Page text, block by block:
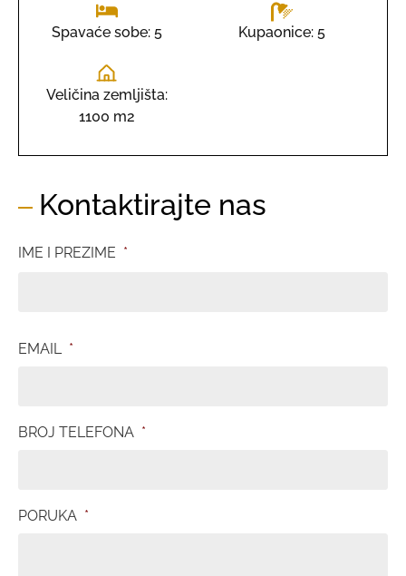
Spavaće sobe: 5 Kupaonice: 5
Veličina zemljišta:
1100 m2
Kontaktirajte nas
IME I PREZIME *
EMAIL *
BROJ TELEFONA *
PORUKA *